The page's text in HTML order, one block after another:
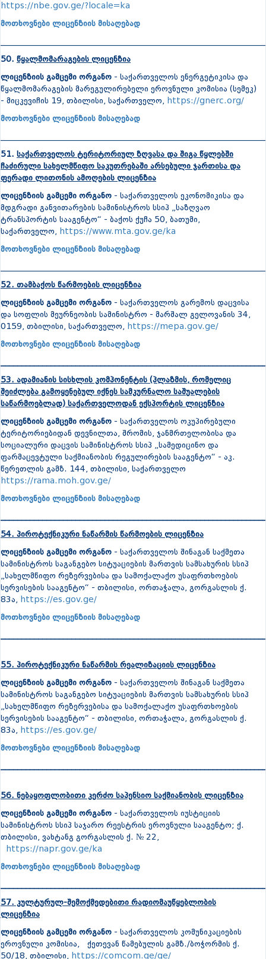
https://nbe.gov.ge/?locale=ka
მოთხოვნები ლიცენზიის მისაღებად
50. წყალმომარაგების ლიცენზია
ლიცენზიის გამცემი ორგანო - საქართველოს ენერგეტიკისა და
წყალმომარაგების მარეგულირებელი ეროვნული კომისია (სემეკ)
- მიცკევიჩის 19, თბილისი, საქართველო, https://gnerc.org/
მოთხოვნები ლიცენზიის მისაღებად
51. საქართველოს ტერიტორიულ ზღვასა და შიგა წყლებში
ჩაძირული სახელმწიფო საკუთრებაში არსებული ჯართისა და
ფერადი ლითონის ამოღების ლიცენზია
ლიცენზიის გამცემი ორგანო - საქართველოს ეკონომიკისა და
მდგრადი განვითარების სამინისტროს სსიპ „საზღვაო
ტრანსპორტის სააგენტო“ - ბაქოს ქუჩა 50, ბათუმი,
საქართველო, https://www.mta.gov.ge/ka
მოთხოვნები ლიცენზიის მისაღებად
52. თამბაქოს წარმოების ლიცენზია
ლიცენზიის გამცემი ორგანო - საქართველოს გარემოს დაცვისა
და სოფლის მეურნეობის სამინისტრო - მარშალ გელოვანის 34,
0159, თბილისი, საქართველო, https://mepa.gov.ge/
მოთხოვნები ლიცენზიის მისაღებად
53. ადამიანის სისხლის კომპონენტის (პლაზმის, რომელიც
შეიძლება გამოყენებულ იქნეს სამკურნალო საშუალების
საწარმოებლად) საქართველოდან ექსპორტის ლიცენზია
ლიცენზიის გამცემი ორგანო - საქართველოს ოკუპირებული
ტერიტორიებიდან დევნილთა, შრომის, ჯანმრთელობისა და
სოციალური დაცვის სამინისტროს სსიპ „სამედიცინო და
ფარმაცევტული საქმიანობის რეგულირების სააგენტო“ - აკ.
წერეთლის გამზ. 144, თბილისი, საქართველო
https://rama.moh.gov.ge/
მოთხოვნები ლიცენზიის მისაღებად
54. პიროტექნიკური ნაწარმის წარმოების ლიცენზია
ლიცენზიის გამცემი ორგანო - საქართველოს შინაგან საქმეთა
სამინისტროს საგანგებო სიტუაციების მართვის სამსახურის სსიპ
„სახელმწიფო რეზერვებისა და სამოქალაქო უსაფრთხოების
სერვისების სააგენტო“ - თბილისი, ორთაჭალა, გორგასლის ქ.
83ა, https://es.gov.ge/
მოთხოვნები ლიცენზიის მისაღებად
55. პიროტექნიკური ნაწარმის რეალიზაციის ლიცენზია
ლიცენზიის გამცემი ორგანო - საქართველოს შინაგან საქმეთა
სამინისტროს საგანგებო სიტუაციების მართვის სამსახურის სსიპ
„სახელმწიფო რეზერვებისა და სამოქალაქო უსაფრთხოების
სერვისების სააგენტო“ - თბილისი, ორთაჭალა, გორგასლის ქ.
83ა, https://es.gov.ge/
მოთხოვნები ლიცენზიის მისაღებად
56. ნებაყოფლობითი კერძო საპენსიო საქმიანობის ლიცენზია
ლიცენზიის გამცემი ორგანო - საქართველოს იუსტიციის
სამინისტროს სსიპ საჯარო რეესტრის ეროვნული სააგენტო; ქ.
თბილისი, ვახტანგ გორგასლის ქ. № 22,
https://napr.gov.ge/ka
მოთხოვნები ლიცენზიის მისაღებად
57. კულტურულ-შემოქმედებითი რადიომაუწყებლობის
ლიცენზია
ლიცენზიის გამცემი ორგანო - საქართველოს კომუნიკაციების
ეროვნული კომისია, ქეთევან წამებულის გამზ./ბოჭორმის ქ.
50/18, თბილისი, https://comcom.ge/ge/